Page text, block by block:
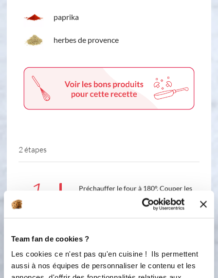
Team fan de cookies ?
Les cookies ce n'est pas qu'en cuisine ! Ils permettent
aussi à nos équipes de personnaliser le contenu et les
paprika
herbes de provence
2 étapes
1
Préchauffer le four à 180°. Couper les
knackis en 48 morceaux. Dans un bol,
mélanger les oeufs avec l’huile et le
le fromage râpé. Bien mélanger.
Déposer le moule 48 cubes sur une
plaque de cuisson. Remplir les
empreintes au ¾ et déposer un